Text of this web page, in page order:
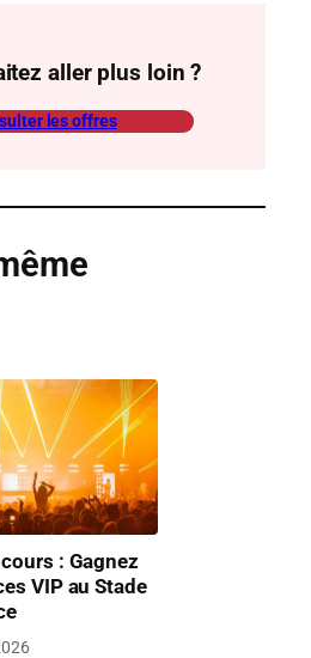
aller plus loin ?
les offres
: Gagnez
VIP au Stade